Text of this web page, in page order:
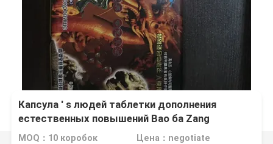
Капсула ′ s людей таблетки дополнения
естественных повышений Bao ба Zang
травяная увеличивает способность
MOQ：10 коробок Цена：negotiate